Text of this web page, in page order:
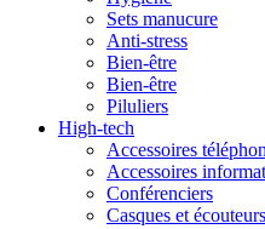
Sets manucure
Anti-stress
Bien-être
Bien-être
Piluliers
High-tech
Accessoires
Accessoires
Conférenciers
Casques et